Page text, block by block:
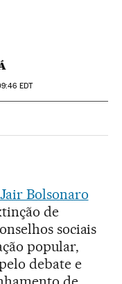
EDT
Bolsonaro
de
sociais
popular,
debate e